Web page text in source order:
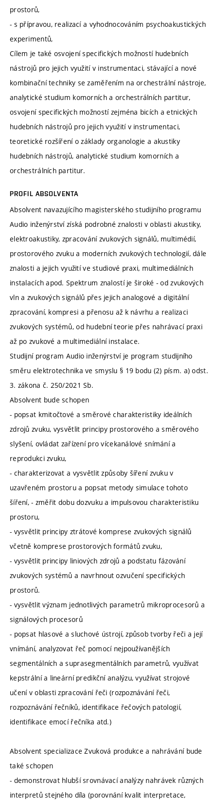
prostorů,
- s přípravou, realizací a vyhodnocováním psychoakustických
experimentů,
Cílem je také osvojení specifických možností hudebních
nástrojů pro jejich využití v instrumentaci, stávající a nové
kombinační techniky se zaměřením na orchestrální nástroje,
analytické studium komorních a orchestrálních partitur,
osvojení specifických možností zejména bicích a etnických
hudebních nástrojů pro jejich využití v instrumentaci,
teoretické rozšíření o základy organologie a akustiky
hudebních nástrojů, analytické studium komorních a
orchestrálních partitur.
PROFIL ABSOLVENTA
Absolvent navazujícího magisterského studijního programu
Audio inženýrství získá podrobné znalosti v oblasti akustiky,
elektroakustiky, zpracování zvukových signálů, multimédií,
prostorového zvuku a moderních zvukových technologií, dále
znalosti a jejich využití ve studiové praxi, multimediálních
instalacích apod. Spektrum znalostí je široké - od zvukových
vln a zvukových signálů přes jejich analogové a digitální
zpracování, kompresi a přenosu až k návrhu a realizaci
zvukových systémů, od hudební teorie přes nahrávací praxi
až po zvukové a multimediální instalace.
Studijní program Audio inženýrství je program studijního
směru elektrotechnika ve smyslu § 19 bodu (2) písm. a) odst.
3. zákona č. 250/2021 Sb.
Absolvent bude schopen
- popsat kmitočtové a směrové charakteristiky ideálních
zdrojů zvuku, vysvětlit principy prostorového a směrového
slyšení, ovládat zařízení pro vícekanálové snímání a
reprodukci zvuku,
- charakterizovat a vysvětlit způsoby šíření zvuku v
uzavřeném prostoru a popsat metody simulace tohoto
šíření, - změřit dobu dozvuku a impulsovou charakteristiku
prostoru,
- vysvětlit principy ztrátové komprese zvukových signálů
včetně komprese prostorových formátů zvuku,
- vysvětlit principy liniových zdrojů a podstatu fázování
zvukových systémů a navrhnout ozvučení specifických
prostorů.
- vysvětlit význam jednotlivých parametrů mikroprocesorů a
signálových procesorů
- popsat hlasové a sluchové ústrojí, způsob tvorby řeči a její
vnímání, analyzovat řeč pomocí nejpoužívanějších
segmentálních a suprasegmentálních parametrů, využívat
kepstrální a lineární predikční analýzu, využívat strojové
učení v oblasti zpracování řeči (rozpoznávání řeči,
rozpoznávání řečníků, identifikace řečových patologií,
identifikace emocí řečníka atd.)
Absolvent specializace Zvuková produkce a nahrávání bude
také schopen
- demonstrovat hlubší srovnávací analýzy nahrávek různých
interpretů stejného díla (porovnání kvalit interpretace,